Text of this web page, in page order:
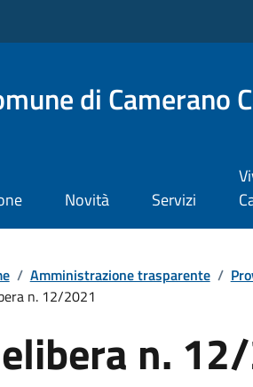
di Camerano
Novità Servizi
/ Amministrazione trasparente /
n. 12/2021
n.